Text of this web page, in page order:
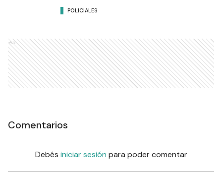
POLICIALES
Ads
Comentarios
Debés iniciar sesión para poder comentar